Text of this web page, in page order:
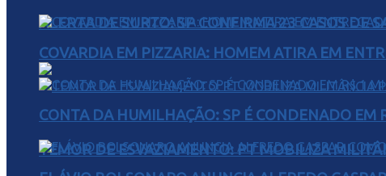
ALERTA DE SURTO: SP CONFIRMA 23 CASOS DE
TEMOR DE ESVAZIAMENTO: PT MOBILIZA
COVARDIA EM PIZZARIA: HOMEM ATIRA EM
CONTA DA HUMILHAÇÃO: SP É CONDENADO EM